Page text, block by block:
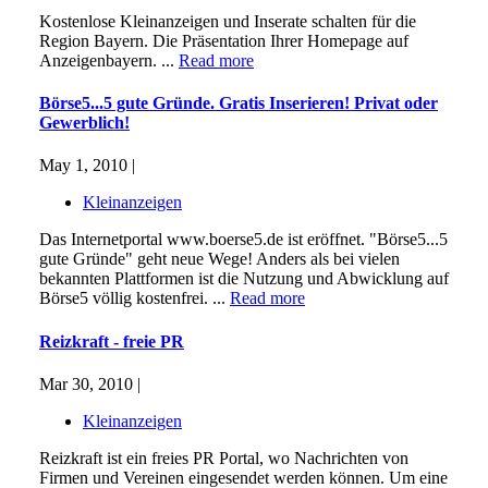
Kostenlose Kleinanzeigen und Inserate schalten für die
Region Bayern. Die Präsentation Ihrer Homepage auf
Anzeigenbayern. ... Read more
Börse5...5 gute Gründe. Gratis Inserieren! Privat oder
Gewerblich!
May 1, 2010 |
Kleinanzeigen
Das Internetportal www.boerse5.de ist eröffnet. "Börse5...5
gute Gründe" geht neue Wege! Anders als bei vielen
bekannten Plattformen ist die Nutzung und Abwicklung auf
Börse5 völlig kostenfrei. ... Read more
Reizkraft - freie PR
Mar 30, 2010 |
Kleinanzeigen
Reizkraft ist ein freies PR Portal, wo Nachrichten von
Firmen und Vereinen eingesendet werden können. Um eine